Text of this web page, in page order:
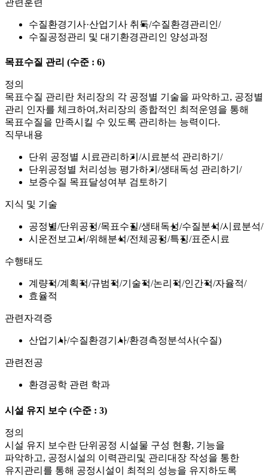
관련훈련
수질환경기사·산업기사 취득 수질환경관리인
수질공정관리 및 대기환경관리인 양성과정
목표수질 관리 (수준 : 6)
정의
목표수질 관리란 처리장의 각 공정별 기술을 파악하고, 공정별
관리 인자를 체크하여,처리장의 종합적인 최적운영을 통해
목표수질을 만족시킬 수 있도록 관리하는 능력이다.
직무내용
단위 공정별 시료관리하기
시료분석 관리하기
단위공정별 처리성능 평가하기
생태독성 관리하기
보증수질 목표달성여부 검토하기
지식 및 기술
공정별 단위공정 목표수질 생태독성 수질분석 시료분석
시운전보고서 위해분석 전체공정 특징 표준시료
수행태도
계량적 계획적 규범적 기술적 논리적 인간적 자율적
효율적
관련자격증
산업기사 수질환경기사 환경측정분석사(수질)
관련전공
환경공학 관련 학과
시설 유지 보수 (수준 : 3)
정의
시설 유지 보수란 단위공정 시설물 구성 현황, 기능을
파악하고, 공정시설의 이력관리및 관리대장 작성을 통한
유지관리를 통해 공정시설이 최적의 성능을 유지하도록